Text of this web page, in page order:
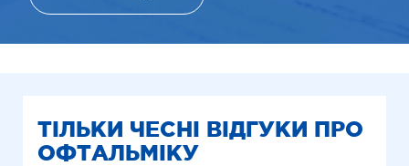
ТІЛЬКИ ЧЕСНІ ВІДГУКИ ПРО
ОФТАЛЬМІКУ